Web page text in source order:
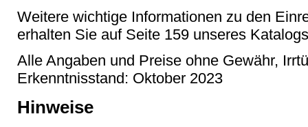
Weitere wichtige Informationen zu den
erhalten Sie auf Seite 159 unseres
Alle Angaben und Preise ohne Gewähr,
Erkenntnisstand: Oktober 2023
Hinweise